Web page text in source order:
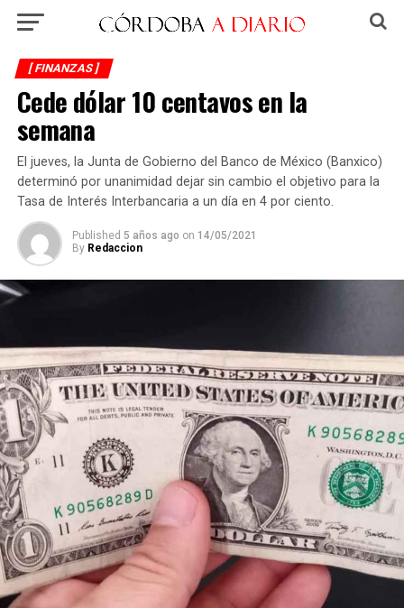
[ FINANZAS ]
Cede dólar 10 centavos en la
semana
El jueves, la Junta de Gobierno del Banco de México (Banxico)
determinó por unanimidad dejar sin cambio el objetivo para la
Tasa de Interés Interbancaria a un día en 4 por ciento.
Published 5 años ago on 14/05/2021
By Redaccion